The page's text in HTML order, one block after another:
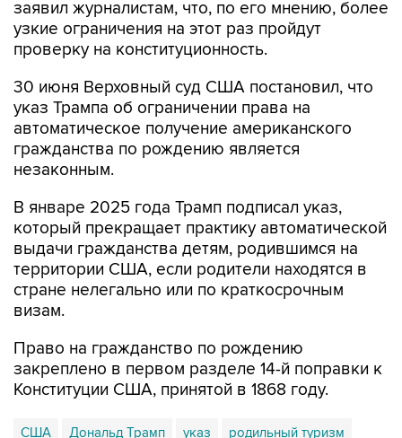
заявил журналистам, что, по его мнению, более
узкие ограничения на этот раз пройдут
проверку на конституционность.
30 июня Верховный суд США постановил, что
указ Трампа об ограничении права на
автоматическое получение американского
гражданства по рождению является
незаконным.
В январе 2025 года Трамп подписал указ,
который прекращает практику автоматической
выдачи гражданства детям, родившимся на
территории США, если родители находятся в
стране нелегально или по краткосрочным
визам.
Право на гражданство по рождению
закреплено в первом разделе 14-й поправки к
Конституции США, принятой в 1868 году.
США Дональд Трамп указ родильный туризм